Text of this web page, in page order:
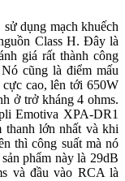
dụng mạch khuếch
Class H. Đây là
giá rất thành công
cũng là điểm mấu
cao, lên tới 650W
ở trở kháng 4 ohms.
Emotiva XPA-DR1
thanh lớn nhất và khi
thì công suất mà nó
phẩm này là 29dB
và đầu vào RCA là